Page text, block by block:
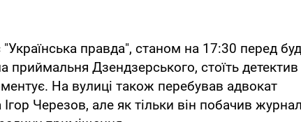
"Українська правда", станом на 17:30 перед
приймальня Дзендзерського, стоїть
На вулиці також перебував адвокат
Черезов, але як тільки він побачив